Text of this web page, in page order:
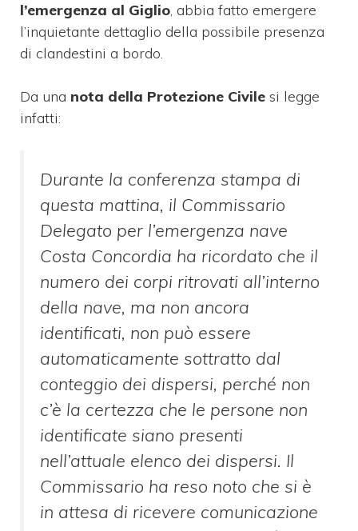
l’emergenza al Giglio, abbia fatto emergere
l’inquietante dettaglio della possibile presenza
di clandestini a bordo.
Da una nota della Protezione Civile si legge
infatti:
Durante la conferenza stampa di
questa mattina, il Commissario
Delegato per l’emergenza nave
Costa Concordia ha ricordato che il
numero dei corpi ritrovati all’interno
della nave, ma non ancora
identificati, non può essere
automaticamente sottratto dal
conteggio dei dispersi, perché non
c’è la certezza che le persone non
identificate siano presenti
nell’attuale elenco dei dispersi. Il
Commissario ha reso noto che si è
in attesa di ricevere comunicazione